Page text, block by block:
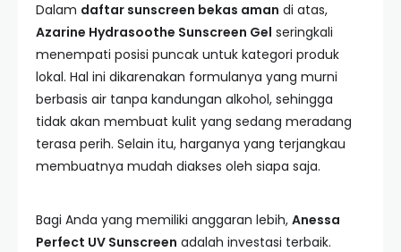
Dalam daftar sunscreen bekas aman di atas,
Azarine Hydrasoothe Sunscreen Gel seringkali
menempati posisi puncak untuk kategori produk
lokal. Hal ini dikarenakan formulanya yang murni
berbasis air tanpa kandungan alkohol, sehingga
tidak akan membuat kulit yang sedang meradang
terasa perih. Selain itu, harganya yang terjangkau
membuatnya mudah diakses oleh siapa saja.
Bagi Anda yang memiliki anggaran lebih, Anessa
Perfect UV Sunscreen adalah investasi terbaik.